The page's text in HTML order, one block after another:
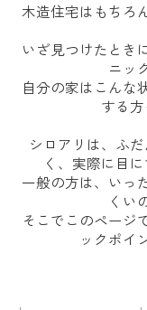
木造住宅はもちろ
いざ見つけたとき
ニッ
自分の家はこんな
する方
シロアリは、ふ
く、実際に目
一般の方は、いっ
くい
そこでこのページ
ックポイ